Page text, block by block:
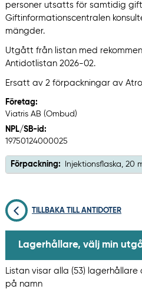
personer utsatts för samtidig
Giftinformationscentralen
mängder.
Utgått från listan med
Antidotlistan 2026-02.
Ersatt av 2 förpackningar av
Företag:
Viatris AB (Ombud)
NPL/SB-id:
19750124000025
Förpackning: Injektionsflaska, 20
TILLBAKA TILL ANTIDOTER
Lagerhållare, välj min
Listan visar alla (53)
på namn